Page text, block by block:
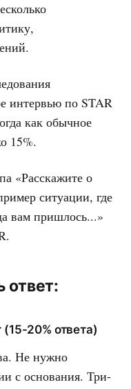
интервью по STAR
как обычное
15%.
«Расскажите о
ситуации, где
вам пришлось...»
ответ:
20% ответа)
Не нужно
с основания. Три-